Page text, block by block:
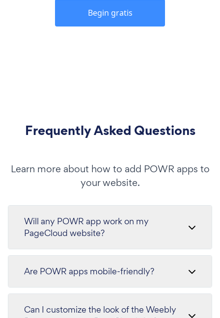
Begin gratis
Frequently Asked Questions
Learn more about how to add POWR apps to
your website.
Will any POWR app work on my
PageCloud website?
Are POWR apps mobile-friendly?
Can I customize the look of the Weebly